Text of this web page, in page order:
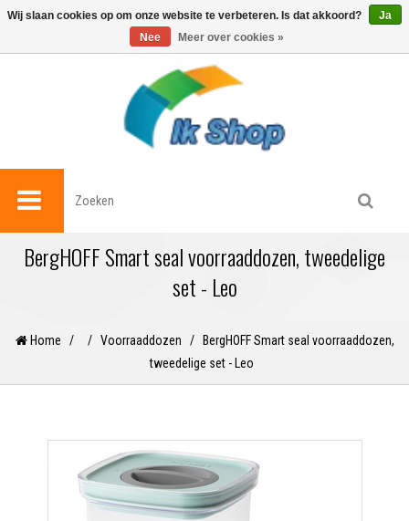
0
BergHOFF Smart seal voorraaddozen, tweedelige
set - Leo
Home / / Voorraaddozen /
BergHOFF Smart seal voorraaddozen,
tweedelige set - Leo
Wij slaan cookies op om onze website te verbeteren. Is dat akkoord?
Ja
Nee
Meer over cookies »